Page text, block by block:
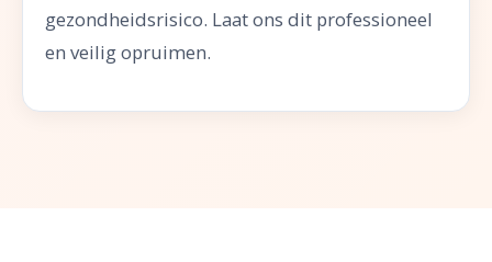
gezondheidsrisico. Laat ons dit professioneel
en veilig opruimen.